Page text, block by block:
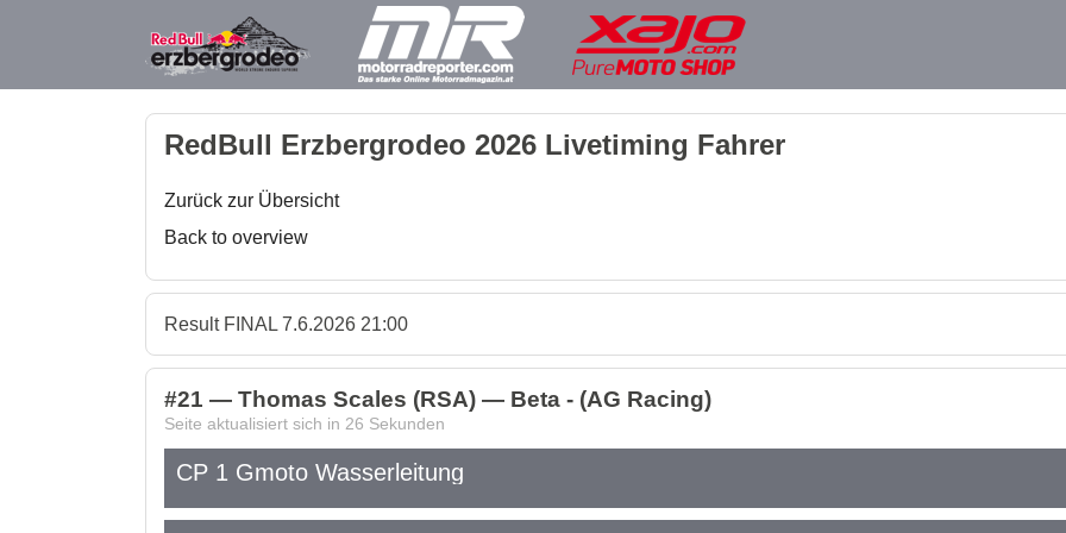
RedBull Erzbergrodeo 2026 Livetiming Fahrer
Zurück zur Übersicht
Back to overview
Result FINAL 7.6.2026 21:00
#21 — Thomas Scales (RSA) — Beta - (AG Racing)
Seite aktualisiert sich in 26 Sekunden
CP 1 Gmoto Wasserleitung